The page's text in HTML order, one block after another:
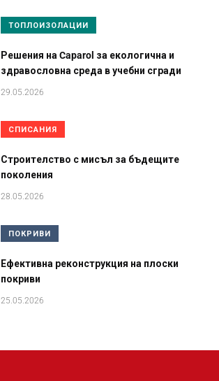
ТОПЛОИЗОЛАЦИИ
Решения на Caparol за екологична и
здравословна среда в учебни сгради
29.05.2026
СПИСАНИЯ
Строителство с мисъл за бъдещите
поколения
28.05.2026
ПОКРИВИ
Ефективна реконструкция на плоски
покриви
25.05.2026